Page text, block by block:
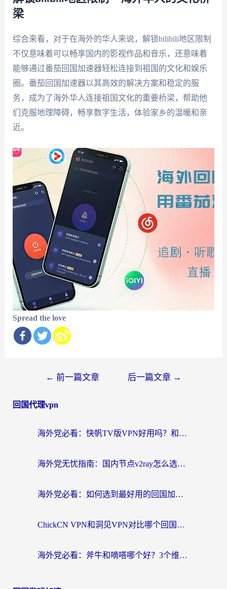
梁
综合来看，对于在海外的华人来说，解锁bilibili地区限制
不仅意味着可以畅享国内的影视作品和音乐，还意味着
能够通过番茄回国加速器轻松连接到祖国的文化和娱乐
圈。番茄回国加速器以其高效的解决方案和稳定的服
务，成为了海外华人连接祖国文化的重要桥梁，帮助他
们克服地理障碍，畅享数字生活，体验家乡的温暖和亲
近。
Spread the love
导
← 前一篇文章 后一篇文章 →
回国代理vpn
海外党必看：快帆TV版VPN好用吗？和快游VPN对比哪个回国效果更好？附实用避坑指南
海外党无忧指南：国内节点v2ray怎么选？一键回国VPN+多场景实测帮你避坑
海外党必看：如何选到最好用的回国加速器？从节点到售后的全维度指南
ChickCN VPN和洞见VPN对比哪个回国效果更好？海外党亲测3款加速器+避坑指南
海外党必看：斧牛和嘀嗒哪个好？3个维度教你选对回国加速器